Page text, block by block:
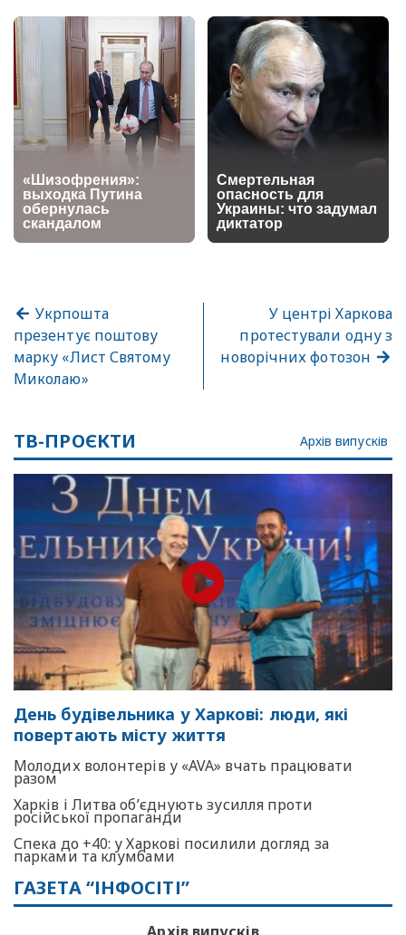
Укрпошта
презентує поштову
марку «Лист Святому
Миколаю»
У центрі Харкова
протестували одну з
новорічних фотозон
ТВ-ПРОЄКТИ Архів випусків
День будівельника у Харкові: люди, які
повертають місту життя
Молодих волонтерів у «AVA» вчать працювати
разом
Харків і Литва об’єднують зусилля проти
російської пропаганди
Спека до +40: у Харкові посилили догляд за
парками та клумбами
ГАЗЕТА “ІНФОСІТІ”